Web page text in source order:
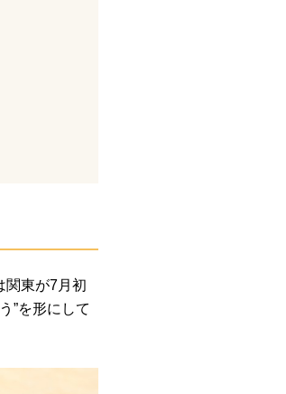
関東が7月初
”を形にして